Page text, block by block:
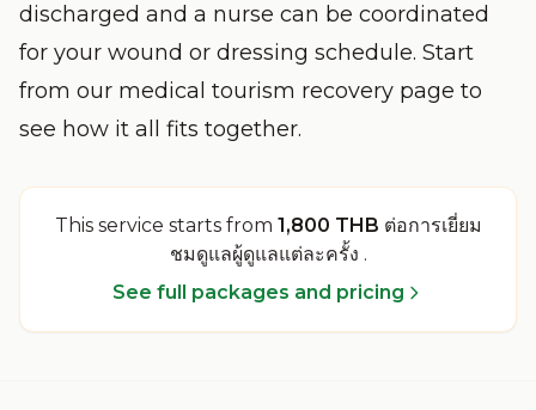
discharged and a nurse can be coordinated
for your wound or dressing schedule. Start
from our medical tourism recovery page to
see how it all fits together.
This service starts from 1,800 THB ต่อการเยี่ยม
ชมดูแลผู้ดูแลแต่ละครั้ง .
See full packages and pricing